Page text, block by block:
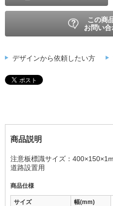
この商
お問い
デザインから依頼したい方
商品説明
注意板標識サイズ：
道路設置用
商品仕様
サイズ 幅(mm)